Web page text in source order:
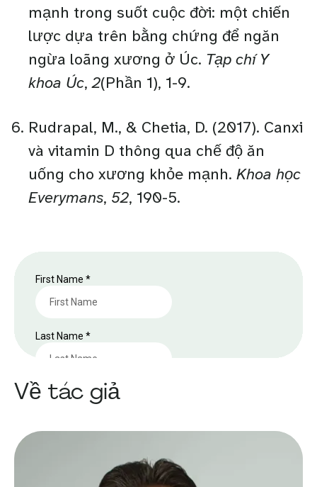
mạnh trong suốt cuộc đời: một chiến
lược dựa trên bằng chứng để ngăn
ngừa loãng xương ở Úc. Tạp chí Y
khoa Úc,2(Phần 1), 1-9.
Rudrapal, M., & Chetia, D. (2017). Canxi
và vitamin D thông qua chế độ ăn
uống cho xương khỏe mạnh. Khoa học
Everymans, 52, 190-5.
Về tác giả